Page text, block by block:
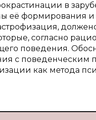
в
её формирования
согласно
поведения.
с поведенческим
как метода